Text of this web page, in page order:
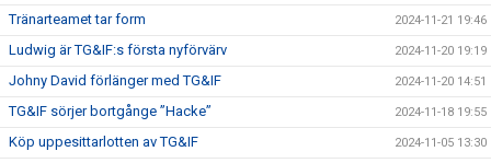
Tränarteamet tar form 2024-11-21 19:46
Ludwig är TG&IF:s första nyförvärv 2024-11-20 19:19
Johny David förlänger med TG&IF 2024-11-20 14:51
TG&IF sörjer bortgånge ”Hacke” 2024-11-18 19:55
Köp uppesittarlotten av TG&IF 2024-11-05 13:30